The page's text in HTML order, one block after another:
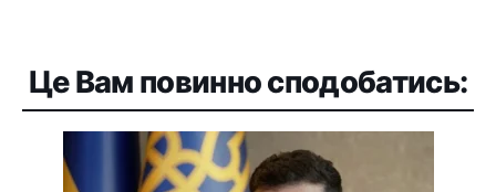
Це Вам повинно сподобатись: